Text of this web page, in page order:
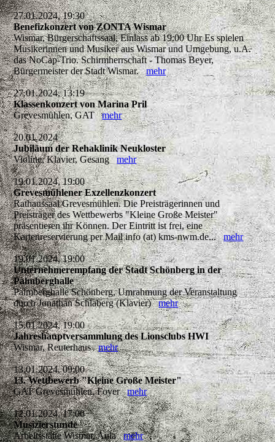
27.01.2024, 19:30
Benefizkonzert von ZONTA Wismar
Wismar, Bürgerschaftssaal, Einlass ab 19:00 Uhr Es spielen
Musikerinnen und Musiker aus Wismar und Umgebung, u.A.
das NoCap-Trio. Schirmherrschaft - Thomas Beyer,
Bürgermeister der Stadt Wismar.mehr
27.01.2024, 13:19
Klassenkonzert von Marina Pril
Grevesmühlen, GATmehr
20.01.2024
Jubiläum der Rehaklinik Neukloster
Violine, Klavier, Gesangmehr
19.01.2024, 19:00
Grevesmühlener Exzellenzkonzert
Rathaussaal Grevesmühlen. Die Preisträgerinnen und
Preisträger des Wettbewerbs "Kleine Große Meister"
präsentieren ihr Können. Der Eintritt ist frei, eine
Kartenreservierung per Mail info (at) kms-nwm.de...mehr
19.01.2024, 19:00
Unternehmerempfang der Stadt Schönberg in der
Palmberghalle
Palmberghalle Schönberg, Umrahmung der Veranstaltung
durch Jonathan Schlaberg (Klavier)mehr
15.01.2024, 19:00
Jahreshauptversammlung des Lionsclubs HWI
Wismar, Reuterhausmehr
13.01.2024, 09:00
13. Wettbewerb "Kleine Große Meister"
GAT Grevesmühlen, Foyermehr
12.01.2024, 17:00
Musizierstunde
Arbeitsstätte Wismar, Aulamehr